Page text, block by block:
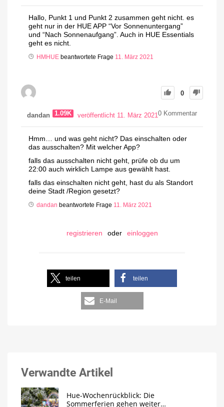
Hallo, Punkt 1 und Punkt 2 zusammen geht nicht. es
geht nur in der HUE APP “Vor Sonnenuntergang”
und “Nach Sonnenaufgang”. Auch in HUE Essentials
geht es nicht.
HMHUE beantwortete Frage 11. März 2021
0
dandan 1.09K veröffentlicht 11. März 20210 Kommentar
Hmm… und was geht nicht? Das einschalten oder
das ausschalten? Mit welcher App?
falls das ausschalten nicht geht, prüfe ob du um
22:00 auch wirklich Lampe aus gewählt hast.
falls das einschalten nicht geht, hast du als Standort
deine Stadt /Region gesetzt?
dandan beantwortete Frage 11. März 2021
registrieren oder einloggen
teilen teilen
E-Mail
Verwandte Artikel
Hue-Wochenrückblick: Die
Sommerferien gehen weiter…